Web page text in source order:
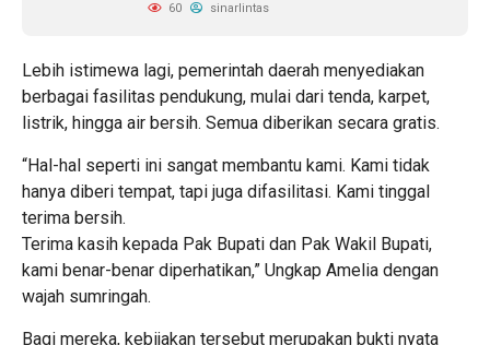
60 sinarlintas
Lebih istimewa lagi, pemerintah daerah menyediakan
berbagai fasilitas pendukung, mulai dari tenda, karpet,
listrik, hingga air bersih. Semua diberikan secara gratis.
“Hal-hal seperti ini sangat membantu kami. Kami tidak
hanya diberi tempat, tapi juga difasilitasi. Kami tinggal
terima bersih.
Terima kasih kepada Pak Bupati dan Pak Wakil Bupati,
kami benar-benar diperhatikan,” Ungkap Amelia dengan
wajah sumringah.
Bagi mereka, kebijakan tersebut merupakan bukti nyata